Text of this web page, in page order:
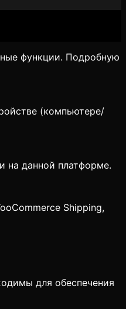
функции. Подробную
(компьютере/
на данной платформе.
Shipping,
для обеспечения